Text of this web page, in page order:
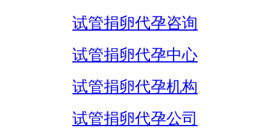
试管捐卵代孕咨询
试管捐卵代孕中心
试管捐卵代孕机构
试管捐卵代孕公司